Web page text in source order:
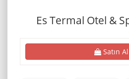
Es Termal Otel &
Satın Al